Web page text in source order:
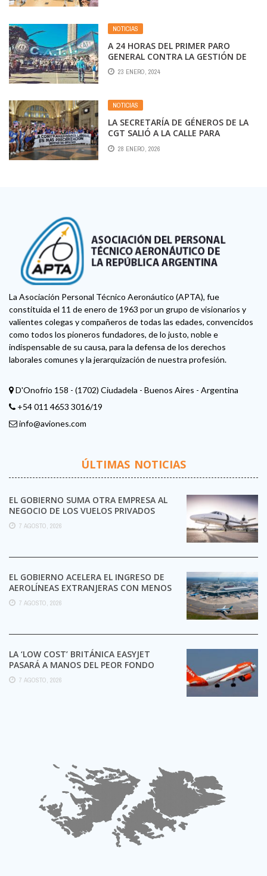
NOTICIAS
A 24 HORAS DEL PRIMER PARO
GENERAL CONTRA LA GESTIÓN DE
JAVIER MILEI: TODO LO QUE HAY
QUE SABER
23 ENERO, 2024
NOTICIAS
LA SECRETARÍA DE GÉNEROS DE LA
CGT SALIÓ A LA CALLE PARA
CONCIENTIZAR SOBRE LA REFORMA
LABORAL: «ES MÁS PRECARIZACIÓN»
28 ENERO, 2026
La Asociación Personal Técnico Aeronáutico (APTA), fue
constituida el 11 de enero de 1963 por un grupo de visionarios y
valientes colegas y compañeros de todas las edades, convencidos
como todos los pioneros fundadores, de lo justo, noble e
indispensable de su causa, para la defensa de los derechos
laborales comunes y la jerarquización de nuestra profesión.
D'Onofrio 158 - (1702) Ciudadela - Buenos Aires - Argentina
+54 011 4653 3016/19
info@aviones.com
ÚLTIMAS NOTICIAS
EL GOBIERNO SUMA OTRA EMPRESA AL
NEGOCIO DE LOS VUELOS PRIVADOS
7 AGOSTO, 2026
EL GOBIERNO ACELERA EL INGRESO DE
AEROLÍNEAS EXTRANJERAS CON MENOS
TRÁMITES
7 AGOSTO, 2026
LA ‘LOW COST’ BRITÁNICA EASYJET
PASARÁ A MANOS DEL PEOR FONDO
POSIBLE:
7 AGOSTO, 2026